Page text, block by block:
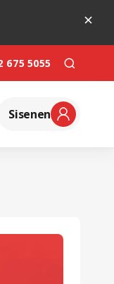
675 5055
Sisenen